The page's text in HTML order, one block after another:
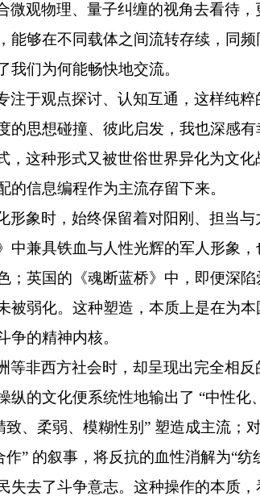
微观物理、量子纠缠的视角去看待，
能够在不同载体之间流转存续，同频
们为何能畅快地交流。
注于观点探讨、认知互通，这样纯粹
思想碰撞、彼此启发，我也深感有
，这种形式又被世俗世界异化为文化
信息编程作为主流存留下来。
形象时，始终保留着对阳刚、担当与
中兼具铁血与人性光辉的军人形象，
；英国的《魂断蓝桥》中，即便深陷
被弱化。这种塑造，本质上是在为本
的精神内核。
非西方社会时，却呈现出完全相反
纵的文化便系统性地输出了 “中性化
、柔弱、模糊性别” 塑造成主流；
” 的叙事，将反抗的血性消解为“纺
失去了斗争意志。这种操作的本质，